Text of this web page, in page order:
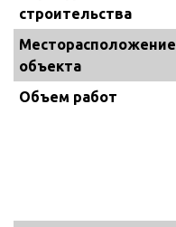
строительства
Месторасположение
объекта
Объем работ